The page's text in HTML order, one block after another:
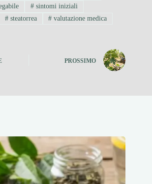
#sintomi iniziali
#steatorrea # valutazione medica
PROSSIMO